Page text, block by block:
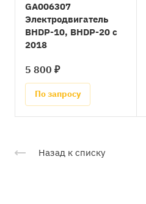
GA006307
Электродвигатель
BHDP-10, BHDP-20 с
2018
5 800 ₽
По запросу
Назад к списку